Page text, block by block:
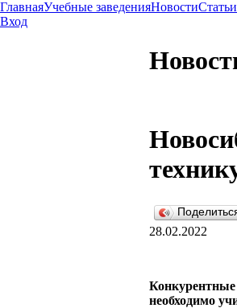
ГлавнаяУчебные заведенияНовостиСтатьи
Вход
28.02.2022
необходимо